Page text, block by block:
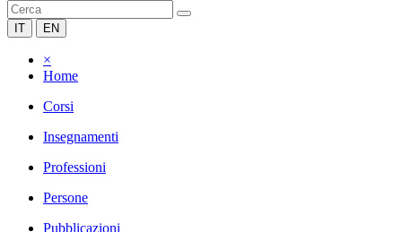
IT EN
×
Home
Corsi
Insegnamenti
Professioni
Persone
Pubblicazioni